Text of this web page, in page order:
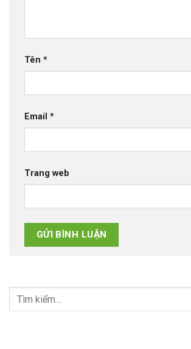
Tên *
Email *
Trang web